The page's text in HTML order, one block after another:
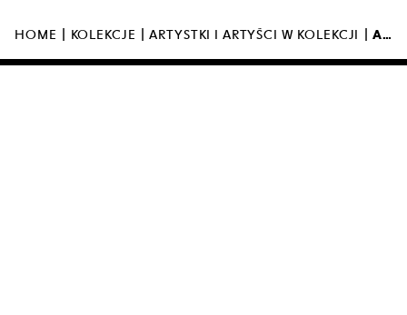
HOME | KOLEKCJE | ARTYSTKI I ARTYŚCI W KOLEKCJI | AGATA BOGACKA